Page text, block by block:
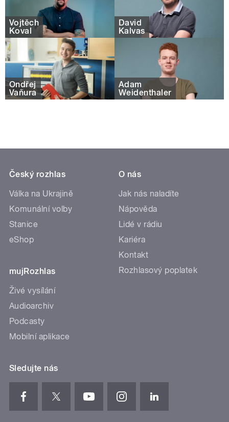
Vojtěch
Koval
David
Kalvas
Ondřej
Vaňura
Adam
Weidenthaler
Český rozhlas
Válka na Ukrajině
Komunální volby
Stanice
eShop
mujRozhlas
Živé vysílání
Audioarchiv
Podcasty
Mobilní aplikace
O nás
Jak nás naladíte
Nápověda
Lidé v rádiu
Kariéra
Kontakt
Rozhlasový poplatek
Sledujte nás